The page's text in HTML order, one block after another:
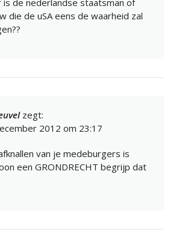
die de uSA eens de waarheid zal
zegt:
2012 om 23:17
van je medeburgers is
een GRONDRECHT begrijp dat